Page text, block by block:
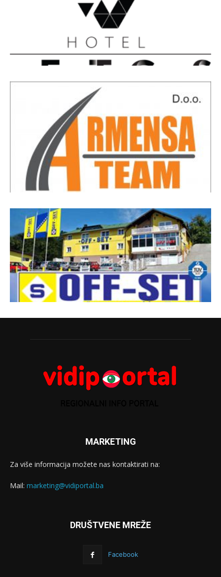
MARKETING
Za više informacija možete nas kontaktirati na:
Mail: marketing@vidiportal.ba
DRUŠTVENE MREŽE
Facebook